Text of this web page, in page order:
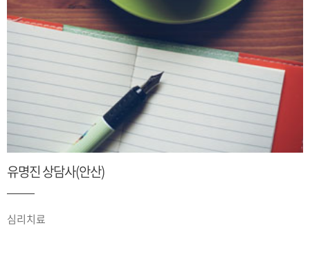
유명진 상담사(안산)
심리치료